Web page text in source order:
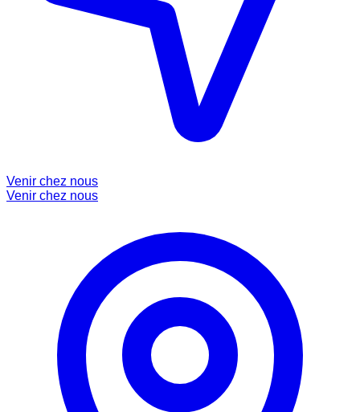
Venir chez nous
Venir chez nous